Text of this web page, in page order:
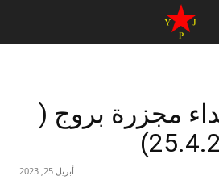
مجزرة بروج (
أبريل 25, 2023